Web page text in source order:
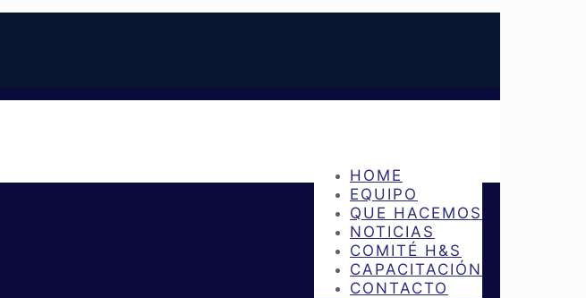
HOME
EQUIPO
QUE HACEMOS
NOTICIAS
COMITÉ H&S
CAPACITACIÓN
CONTACTO